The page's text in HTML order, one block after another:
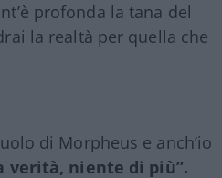
profonda la tana del
la realtà per quella che
di Morpheus e anch’io
verità, niente di più”.